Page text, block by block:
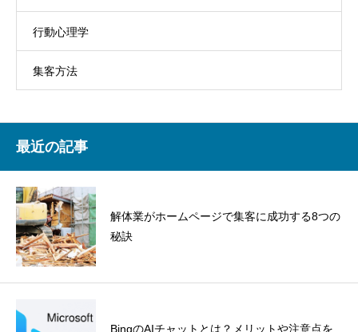
行動心理学
集客方法
最近の記事
解体業がホームページで集客に成功する8つの
秘訣
BingのAIチャットとは？メリットや注意点を